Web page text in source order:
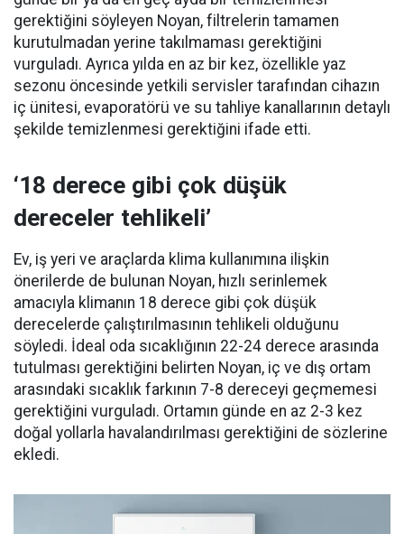
gerektiğini söyleyen Noyan, filtrelerin tamamen
kurutulmadan yerine takılmaması gerektiğini
vurguladı. Ayrıca yılda en az bir kez, özellikle yaz
sezonu öncesinde yetkili servisler tarafından cihazın
iç ünitesi, evaporatörü ve su tahliye kanallarının detaylı
şekilde temizlenmesi gerektiğini ifade etti.
‘18 derece gibi çok düşük
dereceler tehlikeli’
Ev, iş yeri ve araçlarda klima kullanımına ilişkin
önerilerde de bulunan Noyan, hızlı serinlemek
amacıyla klimanın 18 derece gibi çok düşük
derecelerde çalıştırılmasının tehlikeli olduğunu
söyledi. İdeal oda sıcaklığının 22-24 derece arasında
tutulması gerektiğini belirten Noyan, iç ve dış ortam
arasındaki sıcaklık farkının 7-8 dereceyi geçmemesi
gerektiğini vurguladı. Ortamın günde en az 2-3 kez
doğal yollarla havalandırılması gerektiğini de sözlerine
ekledi.